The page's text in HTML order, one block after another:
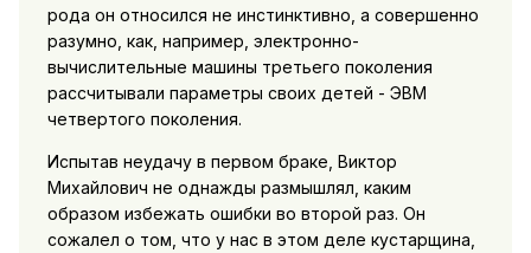
рода он относился не инстинктивно, а совершенно
разумно, как, например, электронно-
вычислительные машины третьего поколения
рассчитывали параметры своих детей - ЭВМ
четвертого поколения.
Испытав неудачу в первом браке, Виктор
Михайлович не однажды размышлял, каким
образом избежать ошибки во второй раз. Он
сожалел о том, что у нас в этом деле кустарщина,